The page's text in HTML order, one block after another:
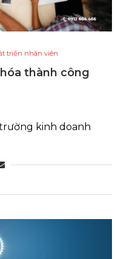
triển nhân viên
thành công
kinh doanh